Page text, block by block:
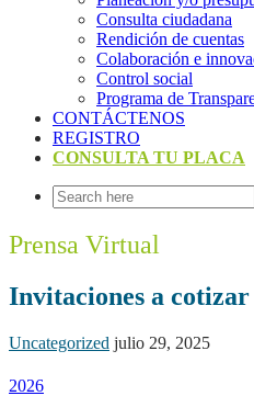
Consulta ciudadana
Rendición de cuentas
Colaboración e
Control social
Programa de
CONTÁCTENOS
REGISTRO
CONSULTA TU PLACA
Prensa Virtual
Invitaciones a cotizar
Uncategorized julio 29, 2025
2026